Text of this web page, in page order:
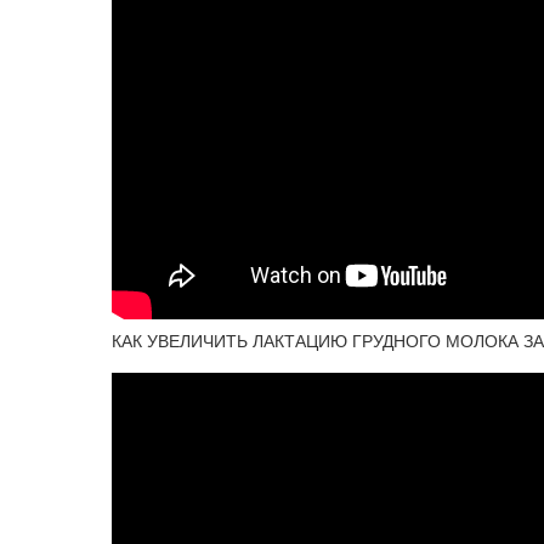
КАК УВЕЛИЧИТЬ ЛАКТАЦИЮ ГРУДНОГО МОЛОКА